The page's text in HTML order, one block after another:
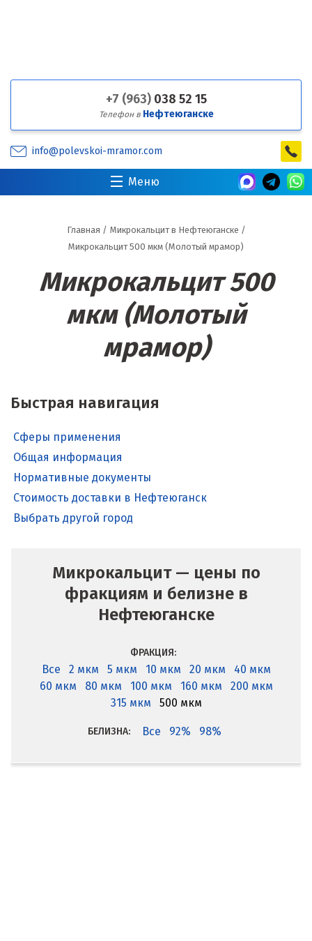
+7 (963) 038 52 15
Телефон в Нефтеюганске
info@polevskoi-mramor.com
Меню
Главная / Микрокальцит в Нефтеюганске /
Микрокальцит 500 мкм (Молотый мрамор)
Микрокальцит 500
мкм (Молотый
мрамор)
Быстрая навигация
Сферы применения
Общая информация
Нормативные документы
Стоимость доставки в Нефтеюганск
Выбрать другой город
Микрокальцит — цены по
фракциям и белизне в
Нефтеюганске
ФРАКЦИЯ:
Все 2 мкм 5 мкм 10 мкм 20 мкм
40 мкм
60 мкм
80 мкм 100 мкм 160 мкм
200 мкм
315 мкм
500 мкм
БЕЛИЗНА: Все 92% 98%